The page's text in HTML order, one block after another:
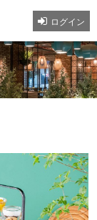
ログイン